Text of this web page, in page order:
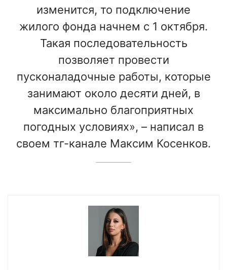
изменится, то подключение
жилого фонда начнем с 1 октября.
Такая последовательность
позволяет провести
пусконаладочные работы, которые
занимают около десяти дней, в
максимально благоприятных
погодных условиях», – написал в
своем тг-канале Максим Косенков.